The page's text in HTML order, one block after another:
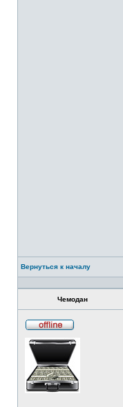
Вернуться к началу
Чемодан
в
сети